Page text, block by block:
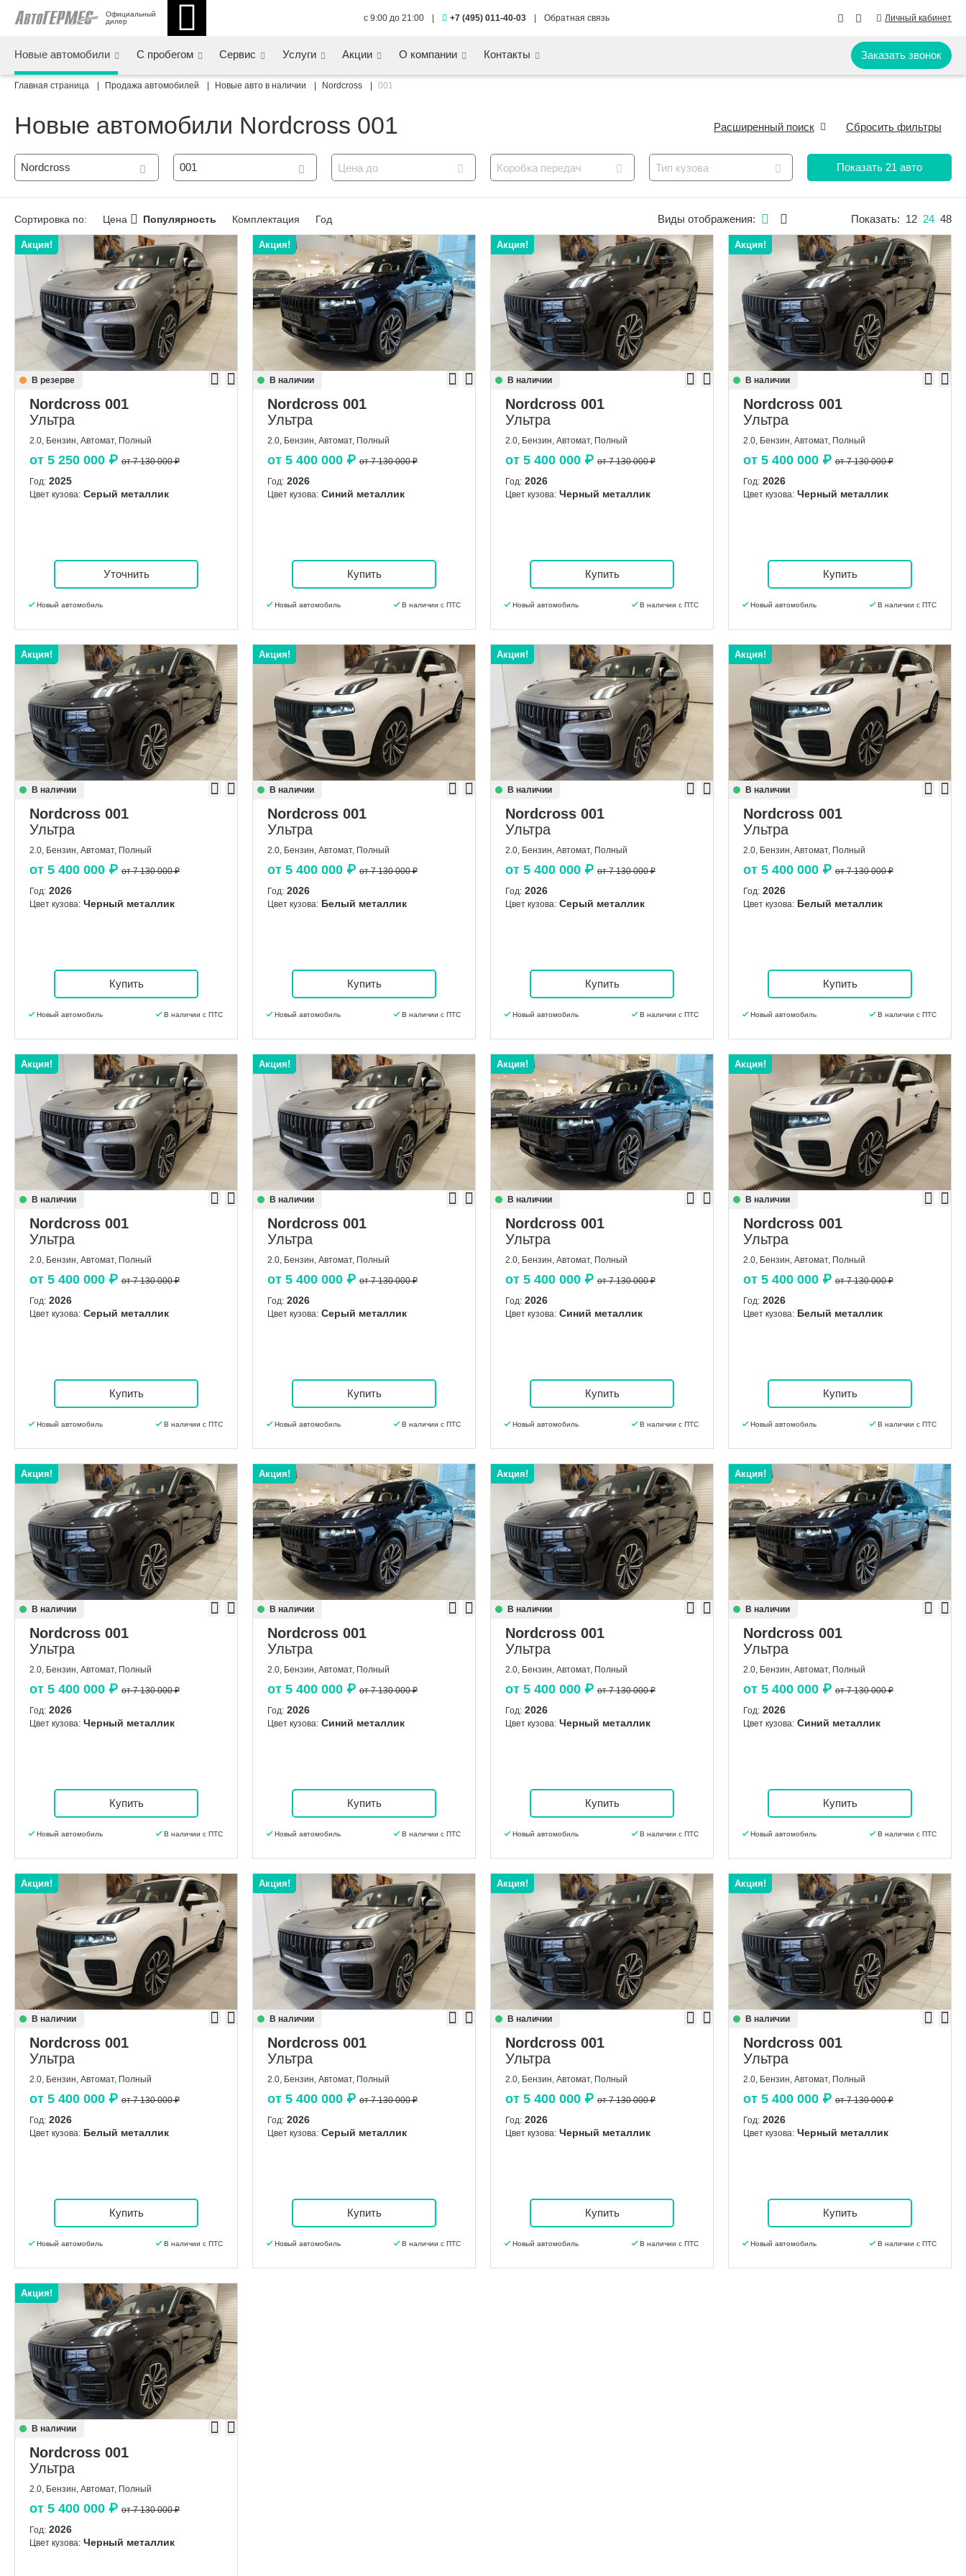
Официальный
дилер
с 9:00 до 21:00 +7 (495) 011-40-03 Обратная связь Личный кабинет
Новые автомобили С пробегом Сервис Услуги Акции О компании Контакты Заказать звонок
Главная страница Продажа автомобилей Новые авто в наличии Nordcross 001
Новые автомобили Nordcross 001 Расширенный поиск Сбросить фильтры
Nordcross 001 Цена до Коробка передач Тип кузова Показать 21авто
Сортировка по: Цена Популярность Комплектация Год Виды отображения: Показать: 12 24 48
Акция!
В резерве
Nordcross 001
Ультра
2.0, Бензин, Автомат, Полный
от 5 250 000 ₽ от 7 130 000 ₽
Год: 2025
Цвет кузова: Серый металлик
Уточнить
Новый автомобиль
Акция!
В наличии
Nordcross 001
Ультра
2.0, Бензин, Автомат, Полный
от 5 400 000 ₽ от 7 130 000 ₽
Год: 2026
Цвет кузова: Синий металлик
Купить
Новый автомобиль В наличии с ПТС
Акция!
В наличии
Nordcross 001
Ультра
2.0, Бензин, Автомат, Полный
от 5 400 000 ₽ от 7 130 000 ₽
Год: 2026
Цвет кузова: Черный металлик
Купить
Новый автомобиль В наличии с ПТС
Акция!
В наличии
Nordcross 001
Ультра
2.0, Бензин, Автомат, Полный
от 5 400 000 ₽ от 7 130 000 ₽
Год: 2026
Цвет кузова: Черный металлик
Купить
Новый автомобиль В наличии с ПТС
Акция!
В наличии
Nordcross 001
Ультра
2.0, Бензин, Автомат, Полный
от 5 400 000 ₽ от 7 130 000 ₽
Год: 2026
Цвет кузова: Черный металлик
Купить
Новый автомобиль В наличии с ПТС
Акция!
В наличии
Nordcross 001
Ультра
2.0, Бензин, Автомат, Полный
от 5 400 000 ₽ от 7 130 000 ₽
Год: 2026
Цвет кузова: Белый металлик
Купить
Новый автомобиль В наличии с ПТС
Акция!
В наличии
Nordcross 001
Ультра
2.0, Бензин, Автомат, Полный
от 5 400 000 ₽ от 7 130 000 ₽
Год: 2026
Цвет кузова: Серый металлик
Купить
Новый автомобиль В наличии с ПТС
Акция!
В наличии
Nordcross 001
Ультра
2.0, Бензин, Автомат, Полный
от 5 400 000 ₽ от 7 130 000 ₽
Год: 2026
Цвет кузова: Белый металлик
Купить
Новый автомобиль В наличии с ПТС
Акция!
В наличии
Nordcross 001
Ультра
2.0, Бензин, Автомат, Полный
от 5 400 000 ₽ от 7 130 000 ₽
Год: 2026
Цвет кузова: Серый металлик
Купить
Новый автомобиль В наличии с ПТС
Акция!
В наличии
Nordcross 001
Ультра
2.0, Бензин, Автомат, Полный
от 5 400 000 ₽ от 7 130 000 ₽
Год: 2026
Цвет кузова: Серый металлик
Купить
Новый автомобиль В наличии с ПТС
Акция!
В наличии
Nordcross 001
Ультра
2.0, Бензин, Автомат, Полный
от 5 400 000 ₽ от 7 130 000 ₽
Год: 2026
Цвет кузова: Синий металлик
Купить
Новый автомобиль В наличии с ПТС
Акция!
В наличии
Nordcross 001
Ультра
2.0, Бензин, Автомат, Полный
от 5 400 000 ₽ от 7 130 000 ₽
Год: 2026
Цвет кузова: Белый металлик
Купить
Новый автомобиль В наличии с ПТС
Акция!
В наличии
Nordcross 001
Ультра
2.0, Бензин, Автомат, Полный
от 5 400 000 ₽ от 7 130 000 ₽
Год: 2026
Цвет кузова: Черный металлик
Купить
Новый автомобиль В наличии с ПТС
Акция!
В наличии
Nordcross 001
Ультра
2.0, Бензин, Автомат, Полный
от 5 400 000 ₽ от 7 130 000 ₽
Год: 2026
Цвет кузова: Синий металлик
Купить
Новый автомобиль В наличии с ПТС
Акция!
В наличии
Nordcross 001
Ультра
2.0, Бензин, Автомат, Полный
от 5 400 000 ₽ от 7 130 000 ₽
Год: 2026
Цвет кузова: Черный металлик
Купить
Новый автомобиль В наличии с ПТС
Акция!
В наличии
Nordcross 001
Ультра
2.0, Бензин, Автомат, Полный
от 5 400 000 ₽ от 7 130 000 ₽
Год: 2026
Цвет кузова: Синий металлик
Купить
Новый автомобиль В наличии с ПТС
Акция!
В наличии
Nordcross 001
Ультра
2.0, Бензин, Автомат, Полный
от 5 400 000 ₽ от 7 130 000 ₽
Год: 2026
Цвет кузова: Белый металлик
Купить
Новый автомобиль В наличии с ПТС
Акция!
В наличии
Nordcross 001
Ультра
2.0, Бензин, Автомат, Полный
от 5 400 000 ₽ от 7 130 000 ₽
Год: 2026
Цвет кузова: Серый металлик
Купить
Новый автомобиль В наличии с ПТС
Акция!
В наличии
Nordcross 001
Ультра
2.0, Бензин, Автомат, Полный
от 5 400 000 ₽ от 7 130 000 ₽
Год: 2026
Цвет кузова: Черный металлик
Купить
Новый автомобиль В наличии с ПТС
Акция!
В наличии
Nordcross 001
Ультра
2.0, Бензин, Автомат, Полный
от 5 400 000 ₽ от 7 130 000 ₽
Год: 2026
Цвет кузова: Черный металлик
Купить
Новый автомобиль В наличии с ПТС
Акция!
В наличии
Nordcross 001
Ультра
2.0, Бензин, Автомат, Полный
от 5 400 000 ₽ от 7 130 000 ₽
Год: 2026
Цвет кузова: Черный металлик